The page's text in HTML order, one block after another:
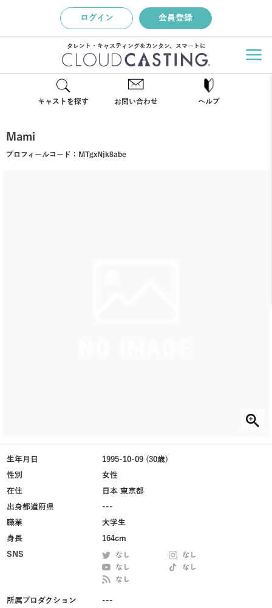
ログイン 会員登録
タレント・キャスティングをカンタン、スマートに
キャストを探す お問い合わせ ヘルプ
Mami
プロフィールコード： MTgxNjk8abe
生年月日
1995-10-09 (30歳)
性別
女性
在住
日本 東京都
出身都道府県
---
職業
大学生
身長
164cm
SNS
なし
なし
なし
なし
なし
所属プロダクション ---